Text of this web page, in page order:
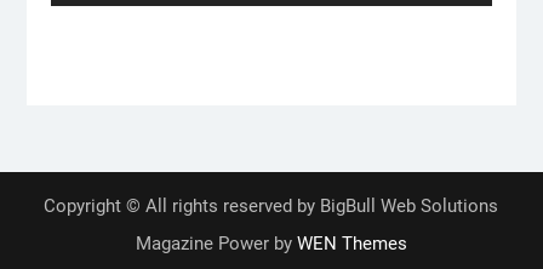
post:
Copyright © All rights reserved by BigBull Web Solutions
Magazine Power by WEN Themes